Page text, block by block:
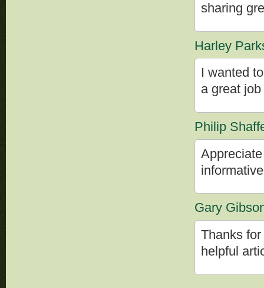
sharing
Harley
I wanted
a great
Philip
Gary
Thanks
helpful